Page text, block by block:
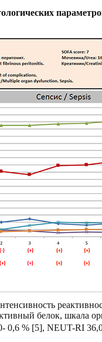
нтенсивность
белок, шкала
0,6 % [5], NEUT-RI